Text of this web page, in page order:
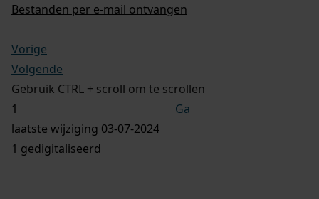
Bestanden per e-mail ontvangen
Vorige
Volgende
Gebruik CTRL + scroll om te scrollen
Ga
laatste wijziging 03-07-2024
1 gedigitaliseerd